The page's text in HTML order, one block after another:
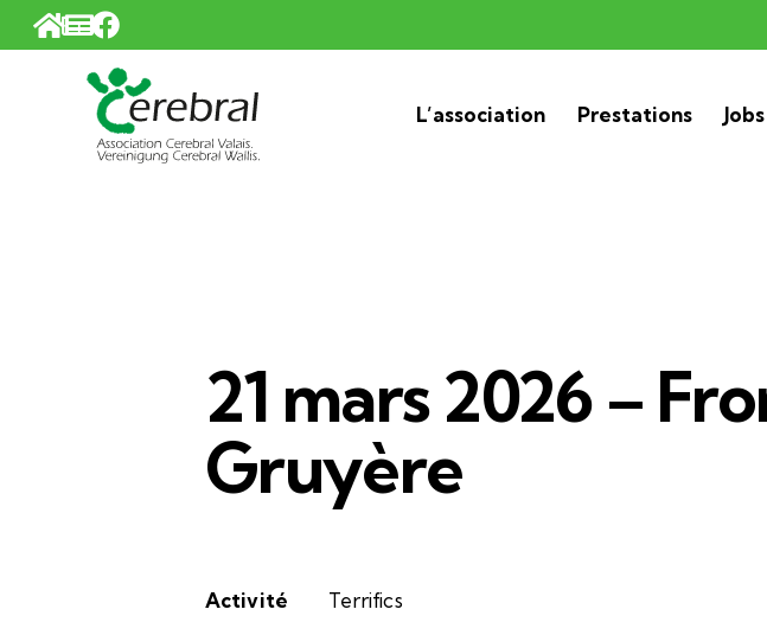
L’association Prestations
21 mars 2026 –
Gruyère
Activité
Terrifics
Panneau de gestion des cookies